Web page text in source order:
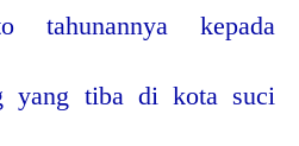
tahunannya kepada
yang tiba di kota suci